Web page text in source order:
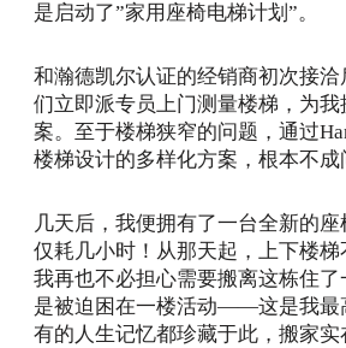
是启动了”家用座椅电梯计划”。
和瀚德凯尔认证的经销商初次接
们立即派专员上门测量楼梯，为
案。至于楼梯狭窄的问题，通过
楼梯设计的多样化方案，根本不成
几天后，我便拥有了一台全新的
仅耗几小时！从那天起，上下楼梯
我再也不必担心需要搬离这栋住
是被迫困在一楼活动——这是我最
有的人生记忆都珍藏于此，搬家